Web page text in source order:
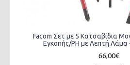
Facom Σετ με 5 Κατσαβίδια
Εγκοπής/PH με Λεπτή Λάμα
66,00€